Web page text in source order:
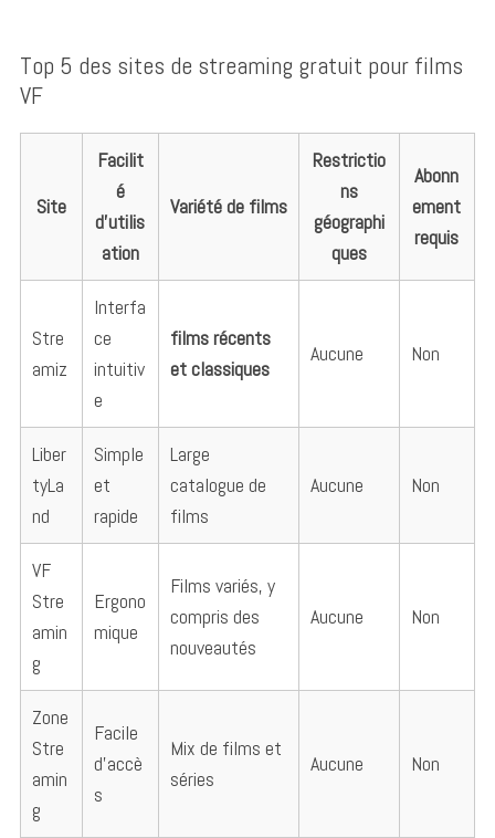
Top 5 des sites de streaming gratuit pour films
VF
Site
Facilit
é
d’utilis
ation
Variété de films
Restrictio
ns
géographi
ques
Abonn
ement
requis
Stre
amiz
Interfa
ce
intuitiv
e
films récents
et classiques
Aucune Non
Liber
tyLa
nd
Simple
et
rapide
Large
catalogue de
films
Aucune Non
VF
Stre
amin
g
Ergono
mique
Films variés, y
compris des
nouveautés
Aucune Non
Zone
Stre
amin
g
Facile
d’accè
s
Mix de films et
séries
Aucune Non